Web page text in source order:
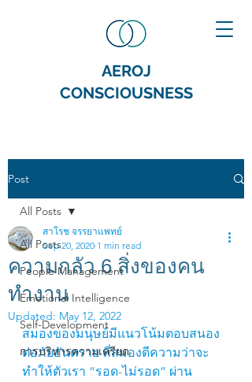
AEROJ
CONSCIOUSNESS
Post
All Posts
People Management
Emotional Intelligence
Self-Development
การบริหารความเครียด
All Posts
ความกลัว 6 สิ่งของคน
ทำงาน
สาโรช จรรยาแพทย์
Sep 20, 2020 1 min read
Updated: May 12, 2022
สมองของมนุษย์มีแนวโน้มตอบสนอง
ต่อภัยอันตราย ที่สมองตีความว่าจะ
ทำให้ตัวเรา “รอด-ไม่รอด” ผ่าน